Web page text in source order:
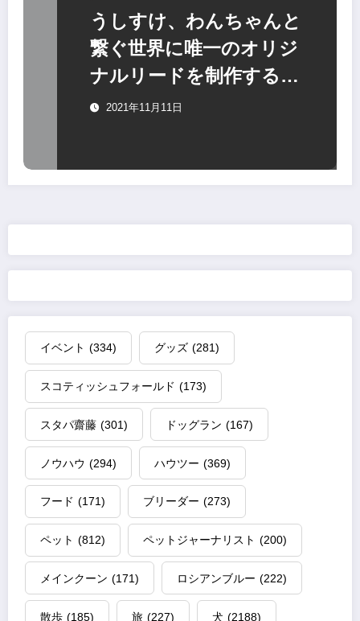
うしすけ、わんちゃんと
繋ぐ世界に唯一のオリジ
ナルリードを制作するワ
ークショップ
2021年11月11日
イベント (334) グッズ (281)
スコティッシュフォールド (173)
スタパ齋藤 (301) ドッグラン (167)
ノウハウ (294) ハウツー (369)
フード (171) ブリーダー (273)
ペット (812) ペットジャーナリスト (200)
メインクーン (171) ロシアンブルー (222)
散歩 (185) 旅 (227) 犬 (2188)